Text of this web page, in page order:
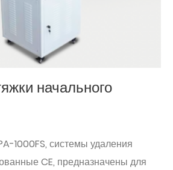
начального
1000FS, системы удаления
CE, предназначены для